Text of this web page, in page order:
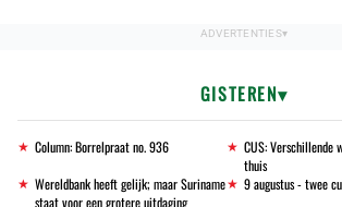
GISTEREN
Column: Borrelpraat no. 936
CUS: Verschillende
thuis
Wereldbank heeft gelijk; maar Suriname
staat voor een grotere uitdaging
9 augustus - twee